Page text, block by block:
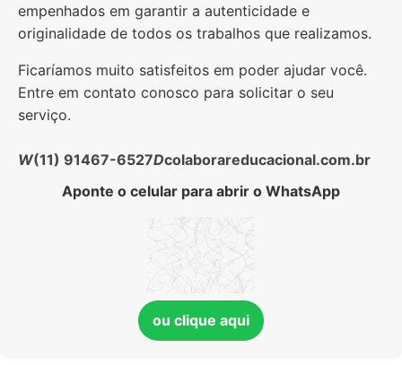
empenhados em garantir a autenticidade e
originalidade de todos os trabalhos que realizamos.
Ficaríamos muito satisfeitos em poder ajudar você.
Entre em contato conosco para solicitar o seu
serviço.
(11) 91467-6527
colaborareducacional.com.br
Aponte o celular para abrir o WhatsApp
ou clique aqui